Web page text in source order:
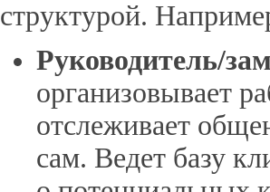
структурой.
Руководитель/
организовывает
отслеживает
сам. Ведет базу